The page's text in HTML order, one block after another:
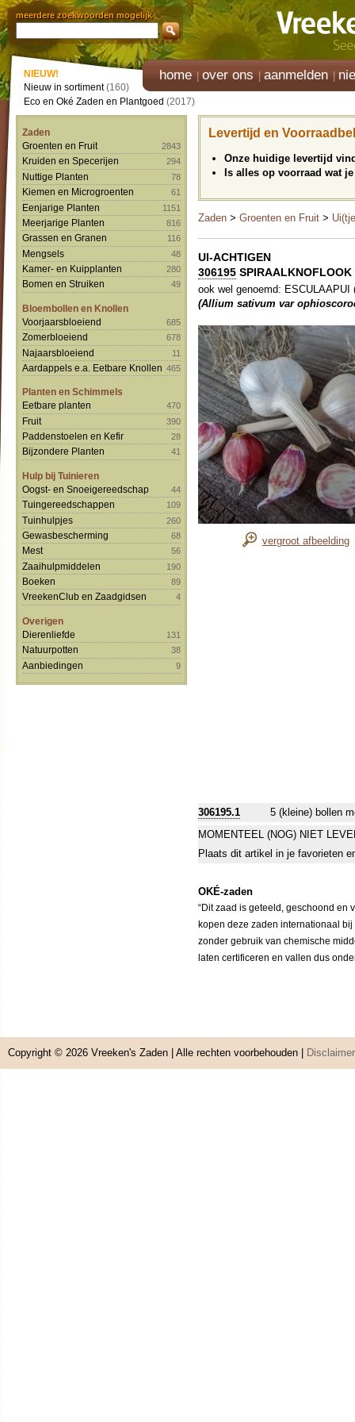
meerdere zoekwoorden mogelijk
home over ons aanmelden
NIEUW!
Nieuw in sortiment(160)
Eco en Oké Zaden en Plantgoed (2017)
Zaden
Groenten en Fruit
2843
Kruiden en Specerijen 294
Nuttige Planten 78
Kiemen en Microgroenten 61
Eenjarige Planten 1151
Meerjarige Planten 816
Grassen en Granen 116
Mengsels 48
Kamer- en Kuipplanten 280
Bomen en Struiken 49
Bloembollen en Knollen
Voorjaarsbloeiend
685
Zomerbloeiend 678
Najaarsbloeiend 11
Aardappels e.a. Eetbare Knollen 465
Planten en Schimmels
Eetbare planten
470
Fruit 390
Paddenstoelen en Kefir 28
Bijzondere Planten 41
Hulp bij Tuinieren
Oogst- en Snoeigereedschap
44
Tuingereedschappen 109
Tuinhulpjes 260
Gewasbescherming 68
Mest 56
Zaaihulpmiddelen 190
Boeken 89
VreekenClub en Zaadgidsen 4
Overigen
Dierenliefde
131
Natuurpotten 38
Aanbiedingen 9
Levertijd en
Onze huidige levertijd
Is alles op voorraad wat
Zaden > Groenten en Fruit >
UI-ACHTIGEN
306195
ook wel genoemd:
(Allium sativum var
vergroot afbeelding
306195.1
5 (kleine) bollen
MOMENTEEL (NOG) NIET
Plaats dit artikel in je favorieten
OKÉ-zaden
“Dit zaad is geteeld, geschoond en
kopen deze zaden internationaal
zonder gebruik van chemische
laten certificeren en vallen dus
Copyright © 2026 Vreeken's Zaden | Alle rechten voorbehouden | Disclaimer